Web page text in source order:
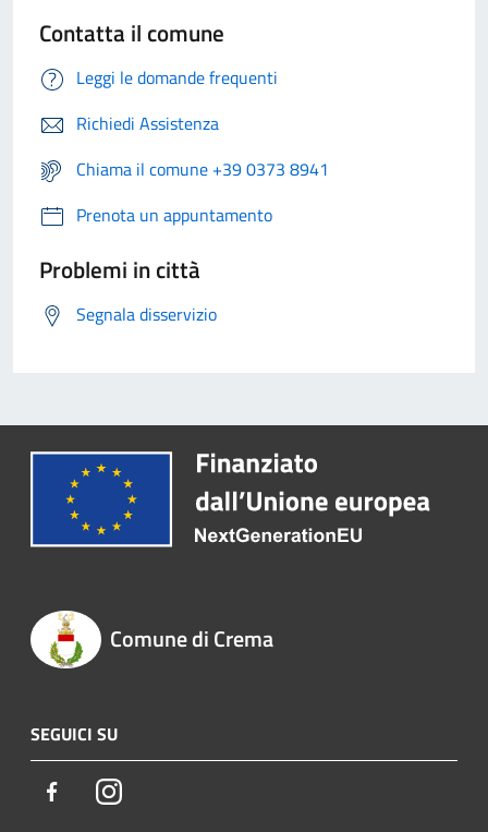
Contatta il comune
Leggi le domande frequenti
Richiedi Assistenza
Chiama il comune +39 0373 8941
Prenota un appuntamento
Problemi in città
Segnala disservizio
Comune di Crema
SEGUICI SU
FacebookInstagram